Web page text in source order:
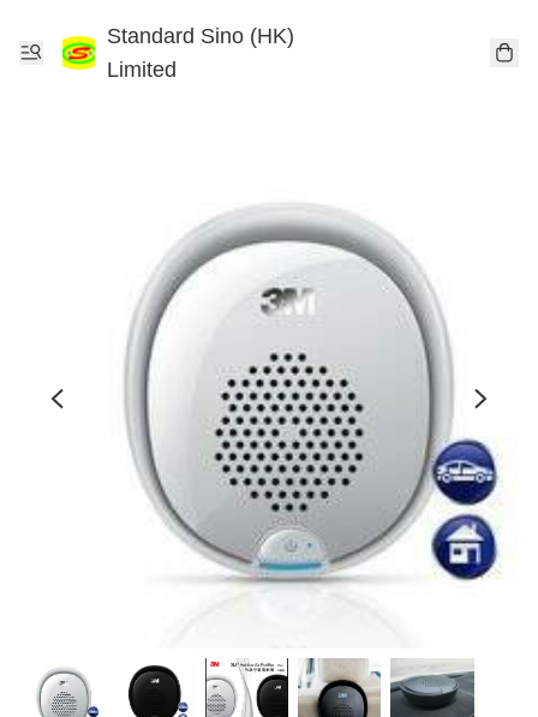
Standard Sino (HK)
Limited